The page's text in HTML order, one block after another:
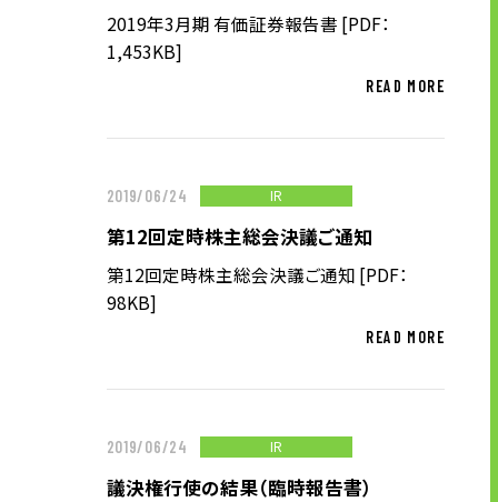
経営方針
IRニュース
IRカレンダー
免責事項
電子公告
企業情報
企業情報TOP
企業理念
2019年3月期 有価証券報告書 [PDF：
1,453KB]
READ MORE
2019/06/24 IR
第12回定時株主総会決議ご通知
第12回定時株主総会決議ご通知 [PDF：
98KB]
READ MORE
2019/06/24 IR
議決権行使の結果（臨時報告書）